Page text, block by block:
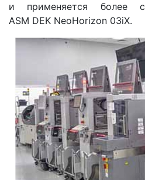
и применяется более
ASM DEK NeoHorizon 03iX.